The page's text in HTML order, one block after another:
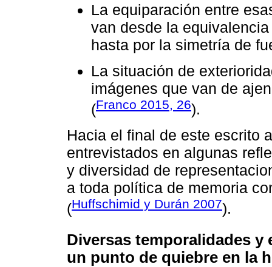
La equiparación entre
van desde la
hasta por la simetría de
La situación de
imágenes que van de
(Franco 2015, 26).
Hacia el final de este escrito
entrevistados en algunas
y diversidad de
a toda política de memoria
(Huffschimid y Durán 2007).
Diversas temporalidades y
un punto de quiebre en la